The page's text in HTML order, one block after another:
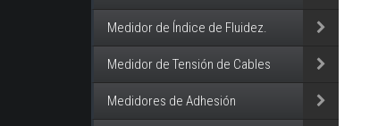
Medidor de Índice de Fluidez.
Medidor de Tensión de Cables
Medidores de Adhesión